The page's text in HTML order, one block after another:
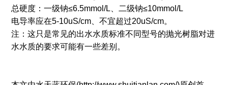
总硬度：一级钠≤6.5mmol/L、二级钠≤10mmol/L
电导率应在5-10uS/cm、不宜超过20uS/cm。
注：这只是常见的出水水质标准不同型号的抛光树脂对进
水水质的要求可能有一些差别。